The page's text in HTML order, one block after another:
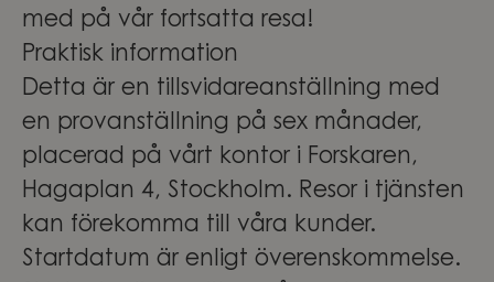
med på vår fortsatta resa!
Praktisk information
Detta är en tillsvidareanställning med
en provanställning på sex månader,
placerad på vårt kontor i Forskaren,
Hagaplan 4, Stockholm. Resor i tjänsten
kan förekomma till våra kunder.
Startdatum är enligt överenskommelse.